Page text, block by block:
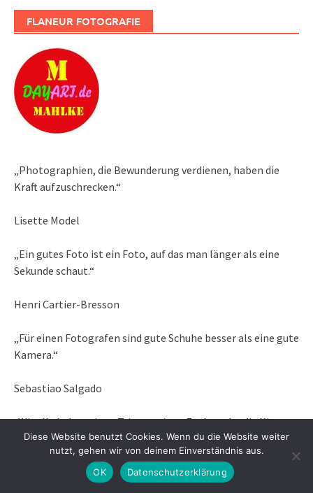
FLANEUR FOTOGRAFIE
„Photographien, die Bewunderung verdienen, haben die
Kraft aufzuschrecken.“
Lisette Model
„Ein gutes Foto ist ein Foto, auf das man länger als eine
Sekunde schaut.“
Henri Cartier-Bresson
„Für einen Fotografen sind gute Schuhe besser als eine gute
Kamera.“
Sebastiao Salgado
„Wir alle haben einen Trigger, einen Funken, der die Kiste
der Pandora mit unseren fixen Ideen und unserer Neugier
öffnet und die Kamera zur Erweiterung unserer inneren
Stimme macht. Manche Fotografen werden geistig
Diese Website benutzt Cookies. Wenn du die Website weiter
nutzt, gehen wir von deinem Einverständnis aus.
OK
Datenschutzerklärung